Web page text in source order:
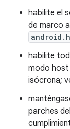
habilite el
de marco
habilite
modo host
isócrona;
parches